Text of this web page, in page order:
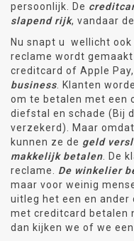
persoonlijk. De
slapend rijk, vandaar
Nu snapt u wellicht
reclame wordt
creditcard of Apple Pay,
business . Klanten
om te betalen met een
diefstal en schade (Bij
verzekerd). Maar
kunnen ze de geld
makkelijk betalen . De
reclame. De winkelier
maar voor weinig
uitleg het een en ander
met creditcard betalen
dan kijken we of we